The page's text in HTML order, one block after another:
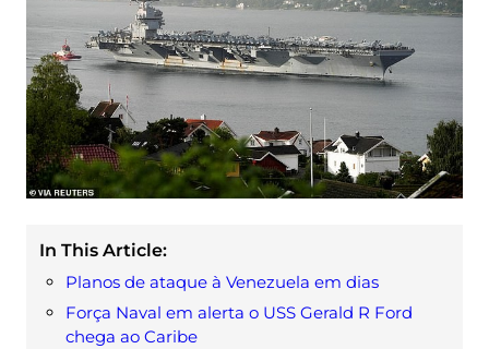
In This Article:
Planos de ataque à Venezuela em dias
Força Naval em alerta o USS Gerald R Ford
chega ao Caribe